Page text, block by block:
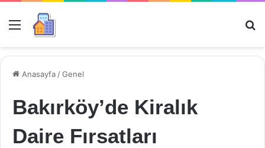
Menü
Anasayfa /Genel
Bakırköy’de Kiralık
Daire Fırsatları